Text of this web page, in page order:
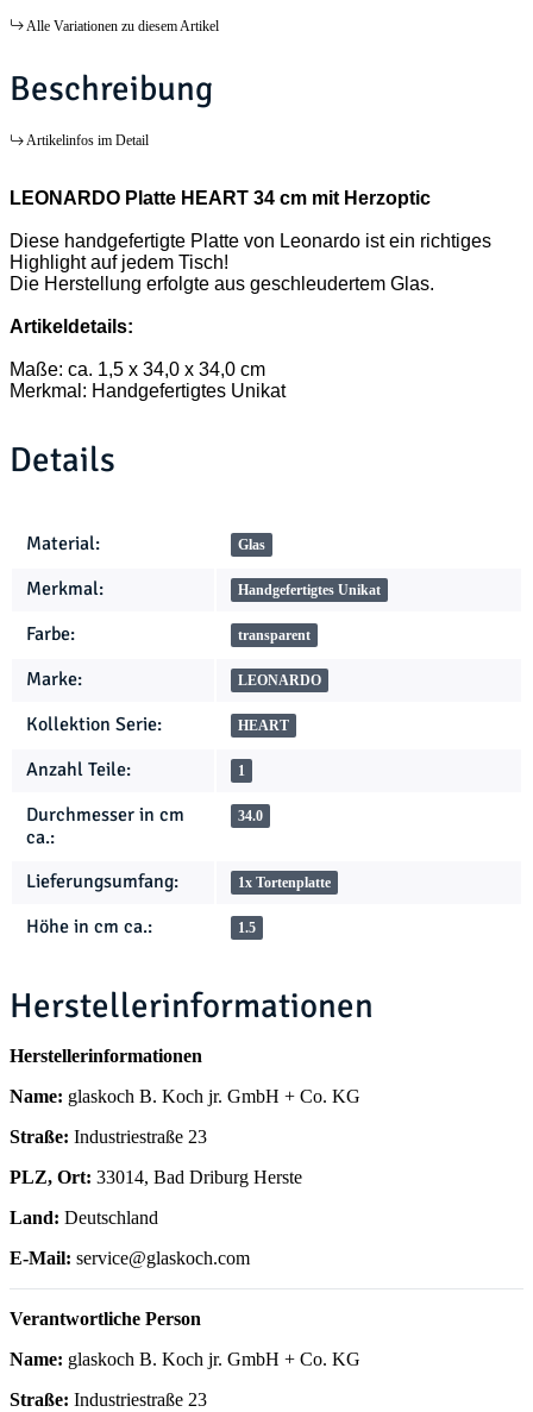
Alle Variationen zu diesem Artikel
Beschreibung
Artikelinfos im Detail
LEONARDO Platte HEART 34 cm mit Herzoptic
Diese handgefertigte Platte von Leonardo ist ein richtiges
Highlight auf jedem Tisch!
Die Herstellung erfolgte aus geschleudertem Glas.
Artikeldetails:
Maße: ca. 1,5 x 34,0 x 34,0 cm
Merkmal: Handgefertigtes Unikat
Details
Produkteigenschaft
Wert
Material: Glas
Merkmal: Handgefertigtes Unikat
Farbe: transparent
Marke: LEONARDO
Kollektion Serie: HEART
Anzahl Teile: 1
Durchmesser in cm
ca.:
34.0
Lieferungsumfang: 1x Tortenplatte
Höhe in cm ca.: 1.5
Herstellerinformationen
Herstellerinformationen
Name: glaskoch B. Koch jr. GmbH + Co. KG
Straße: Industriestraße 23
PLZ, Ort: 33014, Bad Driburg Herste
Land: Deutschland
E-Mail: service@glaskoch.com
Verantwortliche Person
Name: glaskoch B. Koch jr. GmbH + Co. KG
Straße: Industriestraße 23